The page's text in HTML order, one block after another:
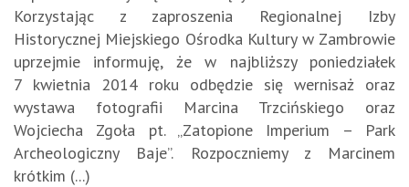
Korzystając z zaproszenia Regionalnej Izby
Historycznej Miejskiego Ośrodka Kultury w Zambrowie
uprzejmie informuję, że w najbliższy poniedziałek
7 kwietnia 2014 roku odbędzie się wernisaż oraz
wystawa fotografii Marcina Trzcińskiego oraz
Wojciecha Zgoła pt. „Zatopione Imperium – Park
Archeologiczny Baje”. Rozpoczniemy z Marcinem
krótkim (...)